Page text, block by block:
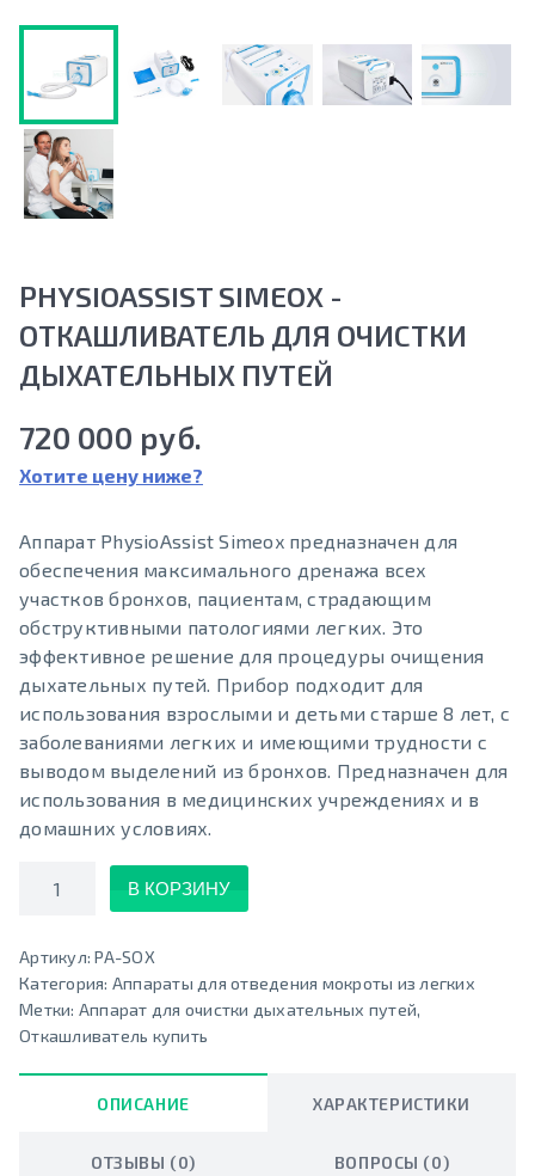
PHYSIOASSIST SIMEOX -
ОТКАШЛИВАТЕЛЬ ДЛЯ ОЧИСТКИ
ДЫХАТЕЛЬНЫХ ПУТЕЙ
720 000 руб.
Хотите цену ниже?
Аппарат PhysioAssist Simeox предназначен для
обеспечения максимального дренажа всех
участков бронхов, пациентам, страдающим
обструктивными патологиями легких. Это
эффективное решение для процедуры очищения
дыхательных путей. Прибор подходит для
использования взрослыми и детьми старше 8 лет, c
заболеваниями легких и имеющими трудности с
выводом выделений из бронхов. Предназначен для
использования в медицинских учреждениях и в
домашних условиях.
Количество
В КОРЗИНУ
Артикул:PA-SOX
Категория: Аппараты для отведения мокроты из легких
Метки: Аппарат для очистки дыхательных путей,
Откашливатель купить
ОПИСАНИЕ ХАРАКТЕРИСТИКИ
ОТЗЫВЫ (0) ВОПРОСЫ (0)